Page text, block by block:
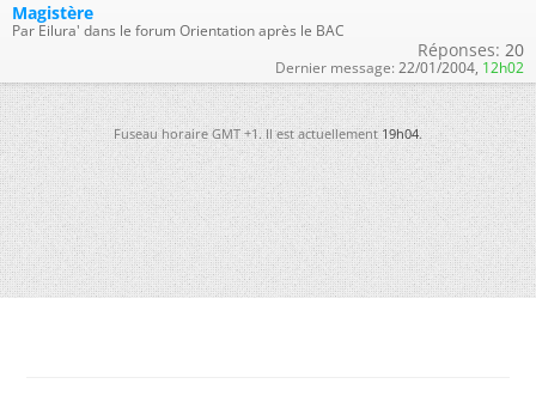
Magistère
Par Eilura' dans le forum Orientation après le BAC
Réponses: 20
Dernier message: 22/01/2004, 12h02
Fuseau horaire GMT +1. Il est actuellement 19h04.